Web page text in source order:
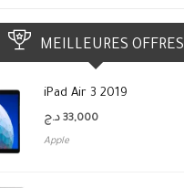
MEILLEURES OFFRES
iPad Air 3 2019
33,000 د.ج
Apple